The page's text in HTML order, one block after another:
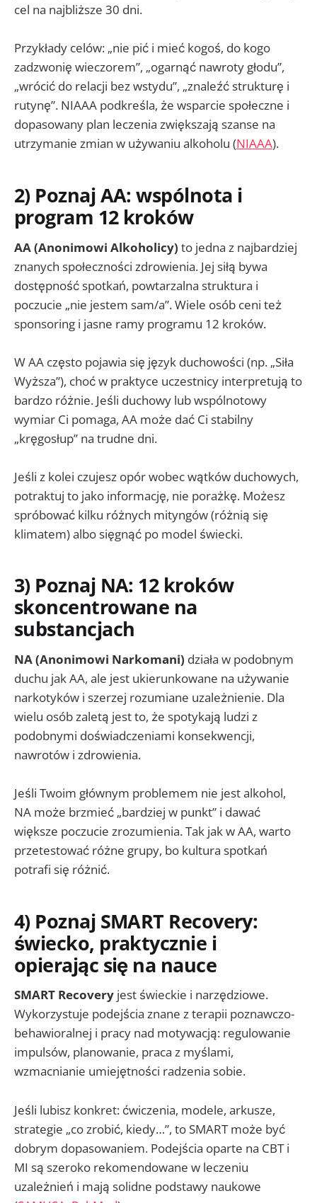
cel na najbliższe 30 dni.
Przykłady celów: „nie pić i mieć kogoś, do kogo
zadzwonię wieczorem”, „ogarnąć nawroty głodu”,
„wrócić do relacji bez wstydu”, „znaleźć strukturę i
rutynę”. NIAAA podkreśla, że wsparcie społeczne i
dopasowany plan leczenia zwiększają szanse na
utrzymanie zmian w używaniu alkoholu (NIAAA).
2) Poznaj AA: wspólnota i
program 12 kroków
AA (Anonimowi Alkoholicy) to jedna z najbardziej
znanych społeczności zdrowienia. Jej siłą bywa
dostępność spotkań, powtarzalna struktura i
poczucie „nie jestem sam/a”. Wiele osób ceni też
sponsoring i jasne ramy programu 12 kroków.
W AA często pojawia się język duchowości (np. „Siła
Wyższa”), choć w praktyce uczestnicy interpretują to
bardzo różnie. Jeśli duchowy lub wspólnotowy
wymiar Ci pomaga, AA może dać Ci stabilny
„kręgosłup” na trudne dni.
Jeśli z kolei czujesz opór wobec wątków duchowych,
potraktuj to jako informację, nie porażkę. Możesz
spróbować kilku różnych mityngów (różnią się
klimatem) albo sięgnąć po model świecki.
3) Poznaj NA: 12 kroków
skoncentrowane na
substancjach
NA (Anonimowi Narkomani) działa w podobnym
duchu jak AA, ale jest ukierunkowane na używanie
narkotyków i szerzej rozumiane uzależnienie. Dla
wielu osób zaletą jest to, że spotykają ludzi z
podobnymi doświadczeniami konsekwencji,
nawrotów i zdrowienia.
Jeśli Twoim głównym problemem nie jest alkohol,
NA może brzmieć „bardziej w punkt” i dawać
większe poczucie zrozumienia. Tak jak w AA, warto
przetestować różne grupy, bo kultura spotkań
potrafi się różnić.
4) Poznaj SMART Recovery:
świecko, praktycznie i
opierając się na nauce
SMART Recovery jest świeckie i narzędziowe.
Wykorzystuje podejścia znane z terapii poznawczo-
behawioralnej i pracy nad motywacją: regulowanie
impulsów, planowanie, praca z myślami,
wzmacnianie umiejętności radzenia sobie.
Jeśli lubisz konkret: ćwiczenia, modele, arkusze,
strategie „co zrobić, kiedy…”, to SMART może być
dobrym dopasowaniem. Podejścia oparte na CBT i
MI są szeroko rekomendowane w leczeniu
uzależnień i mają solidne podstawy naukowe